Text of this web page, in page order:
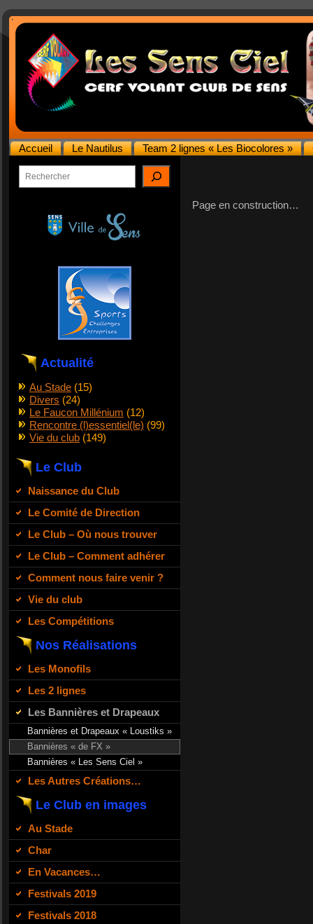
Accueil Le Nautilus Team 2 lignes « Les Biocolores »
Rechercher
Actualité
Au Stade (15)
Divers (24)
Le Faucon Millénium (12)
Rencontre (l)essentiel(le) (99)
Vie du club (149)
Le Club
Naissance du Club
Le Comité de Direction
Le Club – Où nous trouver
Le Club – Comment adhérer
Comment nous faire venir ?
Vie du club
Les Compétitions
Nos Réalisations
Les Monofils
Les 2 lignes
Les Bannières et Drapeaux
Bannières et Drapeaux « Loustiks »
Bannières « de FX »
Bannières « Les Sens Ciel »
Les Autres Créations…
Le Club en images
Au Stade
Char
En Vacances…
Festivals 2019
Festivals 2018
Page en construction…